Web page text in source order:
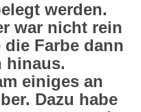
werden.
war nicht rein
Farbe dann
hinaus.
einiges an
Dazu habe